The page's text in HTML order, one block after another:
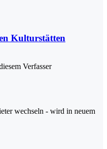
Kulturstätten
Verfasser
wechseln - wird in neuem